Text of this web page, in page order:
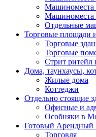
Машиноместа
Машиноместа
Отдельные
Торговые площади
Торговые
Торговые
Стрит ритейл
Дома, таунхаусы,
Жилые дома
Коттеджи
Отдельно стоящие
Офисные и
Особняки в
Готовый Арендный
Торговля